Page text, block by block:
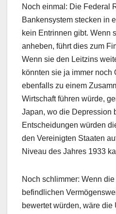
Noch einmal: Die Federal
Bankensystem stecken in
kein Entrinnen gibt. Wenn
anheben, führt dies zum
Wenn sie den Leitzins
könnten sie ja immer noch
ebenfalls zu einem
Wirtschaft führen würde,
Japan, wo die Depression
Entscheidungen würden
den Vereinigten Staaten
Niveau des Jahres 1933
Noch schlimmer: Wenn
befindlichen
bewertet würden, wäre